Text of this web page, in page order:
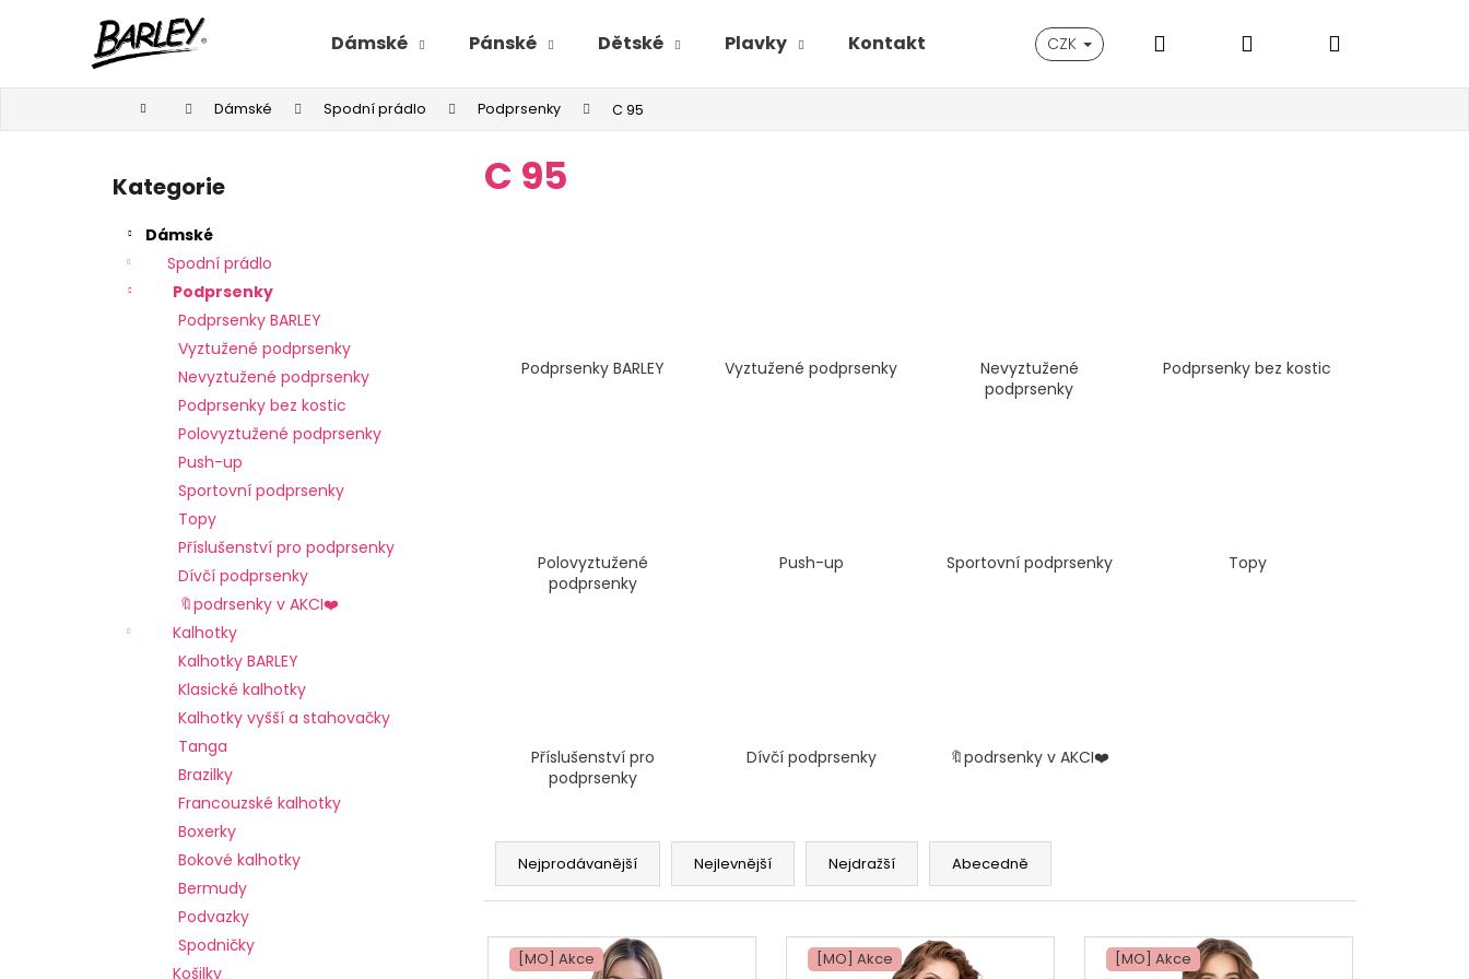
Dámské Pánské Dětské Plavky Kontakt CZK Hledat PřihlášeníNákupní
košík
Domů Dámské Spodní prádlo Podprsenky C 95
P
Přeskočit
kategorie
Kategorie
Dámské
Spodní prádlo
Podprsenky
Podprsenky BARLEY
Vyztužené podprsenky
Nevyztužené podprsenky
Podprsenky bez kostic
Polovyztužené podprsenky
Push-up
Sportovní podprsenky
Topy
Příslušenství pro podprsenky
Dívčí podprsenky
🔖podrsenky v AKCI❤️
Kalhotky
Kalhotky BARLEY
Klasické kalhotky
Kalhotky vyšší a stahovačky
Tanga
Brazilky
Francouzské kalhotky
Boxerky
Bokové kalhotky
Bermudy
Podvazky
Spodničky
Košilky
C 95
Podprsenky BARLEY Vyztužené podprsenky
Nevyztužené
podprsenky
Podprsenky bez kostic
Polovyztužené
podprsenky
Push-up Sportovní podprsenky Topy
Příslušenství pro
podprsenky
Dívčí podprsenky 🔖podrsenky v AKCI❤️
Ř
z
Nejprodávanější Nejlevnější Nejdražší Abecedně
V
[MO] Akce
[MO] Akce
[MO] Akce
í
k
Zpět
do
Zpět
do
HLEDAT